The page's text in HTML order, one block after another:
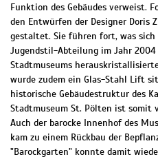
Funktion des Gebäudes verweist.
den Entwürfen der Designer Doris
gestaltet. Sie führen fort, was
Jugendstil-Abteilung im Jahr
Stadtmuseums
wurde zudem ein Glas-Stahl Lift
historische Gebäudestruktur des
Stadtmuseum St. Pölten ist somit
Auch der barocke Innenhof des
kam zu einem Rückbau der
"Barockgarten" konnte damit